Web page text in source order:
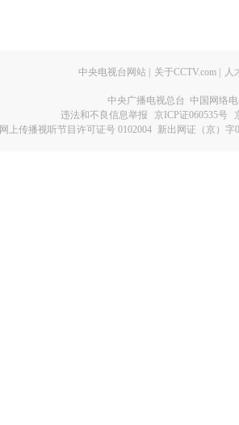
中央电视台网站 关于CCTV.com 人
中央广播电视总台 中国网络
违法和不良信息举报
京ICP证060535号
网上传播视听节目许可证号 0102004 新出网证（京）